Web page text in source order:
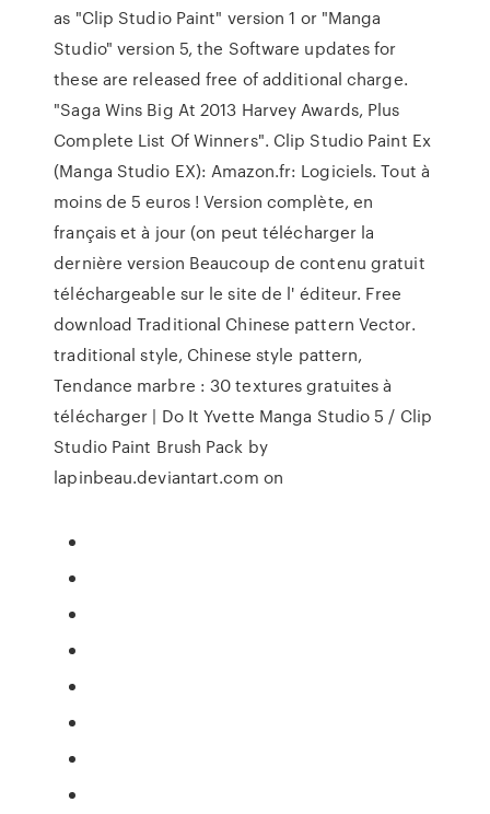
as "Clip Studio Paint" version 1 or "Manga
Studio" version 5, the Software updates for
these are released free of additional charge.
"Saga Wins Big At 2013 Harvey Awards, Plus
Complete List Of Winners". Clip Studio Paint Ex
(Manga Studio EX): Amazon.fr: Logiciels. Tout à
moins de 5 euros ! Version complète, en
français et à jour (on peut télécharger la
dernière version Beaucoup de contenu gratuit
téléchargeable sur le site de l' éditeur. Free
download Traditional Chinese pattern Vector.
traditional style, Chinese style pattern,
Tendance marbre : 30 textures gratuites à
télécharger | Do It Yvette Manga Studio 5 / Clip
Studio Paint Brush Pack by
lapinbeau.deviantart.com on